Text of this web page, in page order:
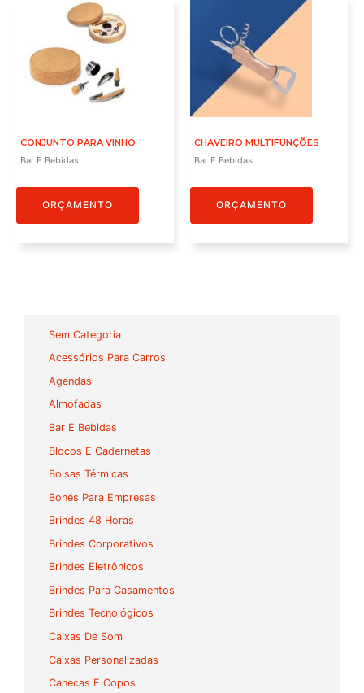
Sem Categoria
Acessórios Para Carros
Agendas
Almofadas
Bar E Bebidas
Blocos E Cadernetas
Bolsas Térmicas
Bonés Para Empresas
Brindes 48 Horas
Brindes Corporativos
Brindes Eletrônicos
Brindes Para Casamentos
Brindes Tecnológicos
Caixas De Som
Caixas Personalizadas
Canecas E Copos
CONJUNTO PARA VINHO
Bar E Bebidas
ORÇAMENTO
CHAVEIRO MULTIFUNÇÕES
Bar E Bebidas
ORÇAMENTO